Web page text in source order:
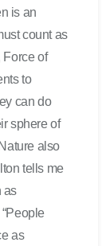
is an
count as
of
to
can do
sphere of
also
tells me
as
as